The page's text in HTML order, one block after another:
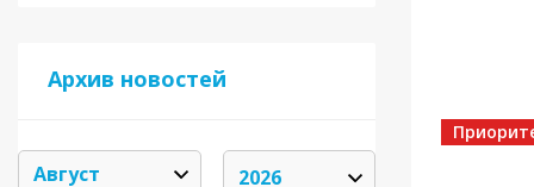
Архив новостей